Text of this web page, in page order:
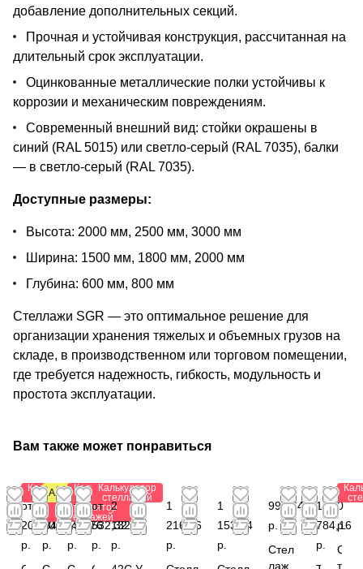
добавление дополнительных секций.
Прочная и устойчивая конструкция, рассчитанная на
длительный срок эксплуатации.
Оцинкованные металлические полки устойчивы к
коррозии и механическим повреждениям.
Современный внешний вид: стойки окрашены в
синий (RAL 5015) или светло-серый (RAL 7035), балки
— в светло-серый (RAL 7035).
Доступные размеры:
Высота: 2000 мм, 2500 мм, 3000 мм
Ширина: 1500 мм, 1800 мм, 2000 мм
Глубина: 600 мм, 800 мм
Стеллажи SGR — это оптимальное решение для
организации хранения тяжелых и объемных грузов на
складе, в производственном или торговом помещении,
где требуется надежность, гибкость, модульность и
простота эксплуатации.
Вам также может понравиться
Калькулятор
стеллажей
от 1
203,84
р.
Антистатический
Калькулятор
стеллажей
от 2
003,64
р.
Калькулятор
стеллажей
от
191,76
р.
Калькулятор
стеллажей
от
532,32
р.
2
132,88
р.
1
216,56
р.
1
153,44
р.
992,64
р.
Стел
лаж
1
784,16
р.
0
р.
С
т